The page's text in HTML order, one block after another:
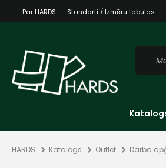
Par HARDS Standarti / Izmēru tabulas
HARDS Katalogs Outlet Darba